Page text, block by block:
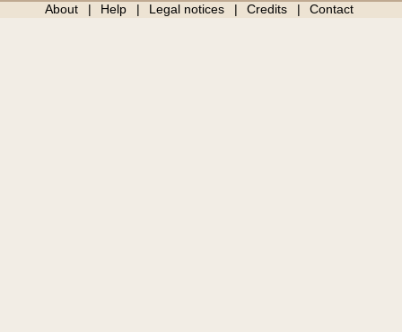
About Help Legal notices Credits Contact